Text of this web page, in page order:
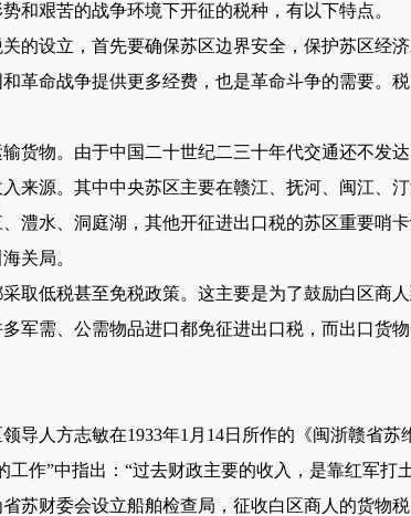
艰苦的战争环境下开征的税种，有以下特点。
设立，首先要确保苏区边界安全，保护苏区经济
革命战争提供更多经费，也是革命斗争的需要。
物。由于中国二十世纪二三十年代交通还不发
来源。其中中央苏区主要在赣江、抚河、闽江、
澧水、洞庭湖，其他开征进出口税的苏区重要哨
关局。
低税甚至免税政策。这主要是为了鼓励白区商
军需、公需物品进口都免征进出口税，而出口货物
人方志敏在1933年1月14日所作的《闽浙赣省苏
工作”中指出：“过去财政主要的收入，是靠红军打
苏财委会设立船舶检查局，征收白区商人的货物